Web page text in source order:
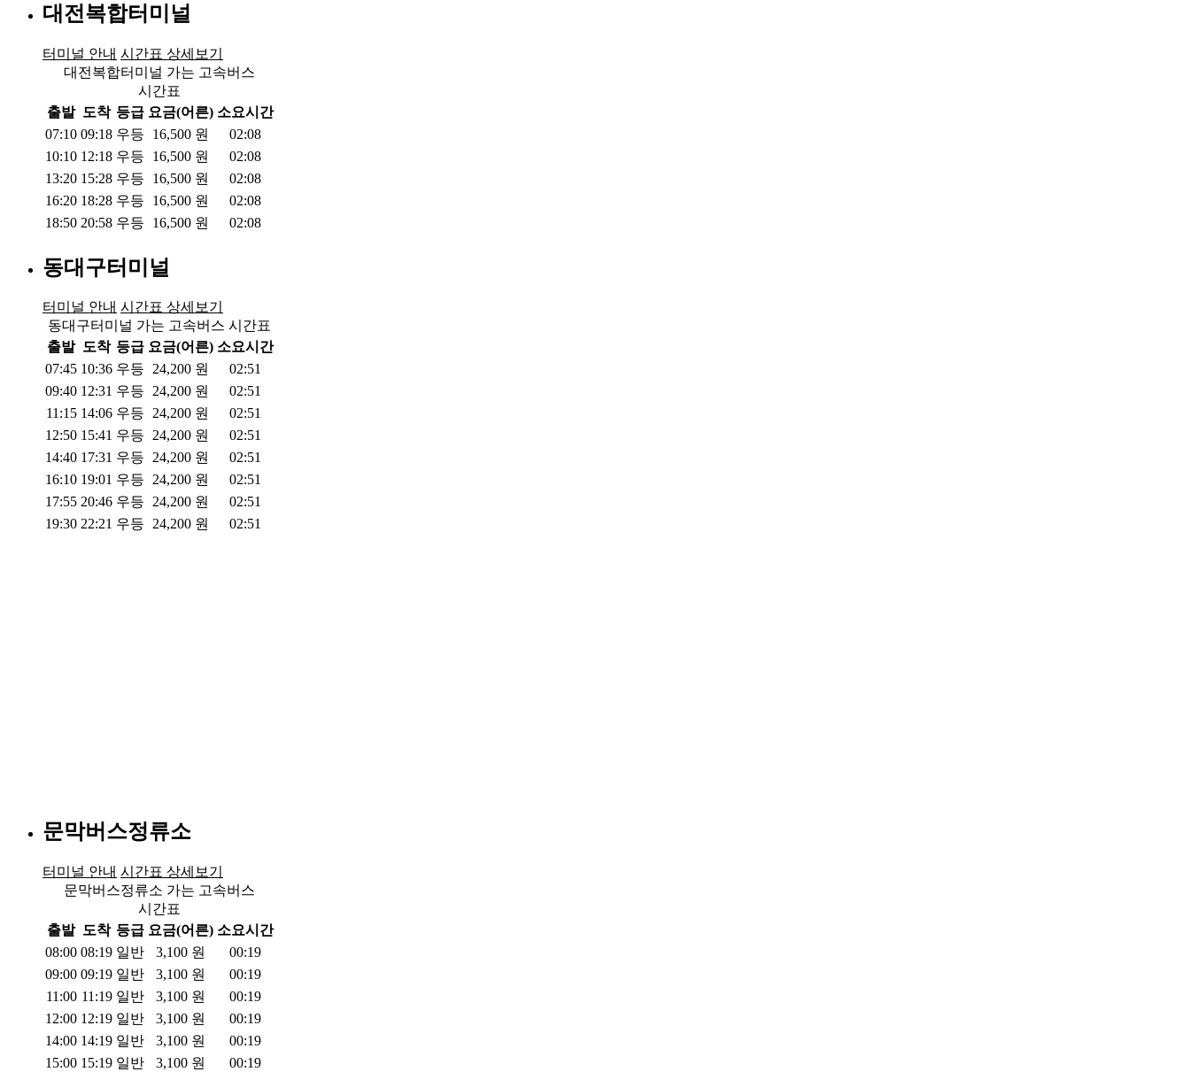
대전복합터미널
터미널 안내 시간표 상세보기
대전복합터미널 가는 고속버스
시간표
출발 도착 등급 요금(어른) 소요시간
07:10 09:18 우등 16,500 원
02:08
10:10 12:18 우등 16,500 원
02:08
13:20 15:28 우등 16,500 원
02:08
16:20 18:28 우등 16,500 원
02:08
18:50 20:58 우등 16,500 원 02:08
동대구터미널
터미널 안내 시간표 상세보기
동대구터미널 가는 고속버스 시간표
출발 도착 등급 요금(어른) 소요시간
07:45 10:36 우등 24,200 원
02:51
09:40 12:31 우등 24,200 원
02:51
11:15 14:06 우등 24,200 원
02:51
12:50 15:41 우등 24,200 원
02:51
14:40 17:31 우등 24,200 원
02:51
16:10 19:01 우등 24,200 원
02:51
17:55 20:46 우등 24,200 원
02:51
19:30 22:21 우등 24,200 원 02:51
문막버스정류소
터미널 안내 시간표 상세보기
문막버스정류소 가는 고속버스
시간표
출발 도착 등급 요금(어른) 소요시간
08:00 08:19 일반 3,100 원
00:19
09:00 09:19 일반 3,100 원
00:19
11:00 11:19 일반 3,100 원
00:19
12:00 12:19 일반 3,100 원
00:19
14:00 14:19 일반 3,100 원
00:19
15:00 15:19 일반 3,100 원
00:19